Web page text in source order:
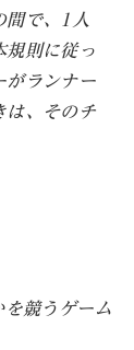
間で、1人
規則に従っ
がランナー
は、そのチ
競うゲーム